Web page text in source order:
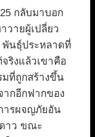
กลับมาบอก
วายผู้เปลี่ยว
พันธุ์ประหลาดที่
ริงแล้วเขาคือ
มที่ถูกสร้างขึ้น
ากอีกฟากของ
ารผจญภัยอัน
าว ขณะ